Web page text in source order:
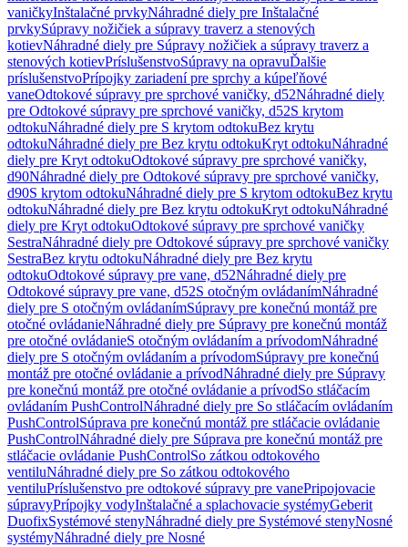
vaničkyInštalačné prvkyNáhradné diely pre Inštalačné
prvkySúpravy nožičiek a súpravy traverz a stenových
kotievNáhradné diely pre Súpravy nožičiek a súpravy traverz a
stenových kotievPríslušenstvoSúpravy na opravuĎalšie
príslušenstvoPrípojky zariadení pre sprchy a kúpeľňové
vaneOdtokové súpravy pre sprchové vaničky, d52Náhradné diely
pre Odtokové súpravy pre sprchové vaničky, d52S krytom
odtokuNáhradné diely pre S krytom odtokuBez krytu
odtokuNáhradné diely pre Bez krytu odtokuKryt odtokuNáhradné
diely pre Kryt odtokuOdtokové súpravy pre sprchové vaničky,
d90Náhradné diely pre Odtokové súpravy pre sprchové vaničky,
d90S krytom odtokuNáhradné diely pre S krytom odtokuBez krytu
odtokuNáhradné diely pre Bez krytu odtokuKryt odtokuNáhradné
diely pre Kryt odtokuOdtokové súpravy pre sprchové vaničky
SestraNáhradné diely pre Odtokové súpravy pre sprchové vaničky
SestraBez krytu odtokuNáhradné diely pre Bez krytu
odtokuOdtokové súpravy pre vane, d52Náhradné diely pre
Odtokové súpravy pre vane, d52S otočným ovládanímNáhradné
diely pre S otočným ovládanímSúpravy pre konečnú montáž pre
otočné ovládanieNáhradné diely pre Súpravy pre konečnú montáž
pre otočné ovládanieS otočným ovládaním a prívodomNáhradné
diely pre S otočným ovládaním a prívodomSúpravy pre konečnú
montáž pre otočné ovládanie a prívodNáhradné diely pre Súpravy
pre konečnú montáž pre otočné ovládanie a prívodSo stláčacím
ovládaním PushControlNáhradné diely pre So stláčacím ovládaním
PushControlSúprava pre konečnú montáž pre stláčacie ovládanie
PushControlNáhradné diely pre Súprava pre konečnú montáž pre
stláčacie ovládanie PushControlSo zátkou odtokového
ventiluNáhradné diely pre So zátkou odtokového
ventiluPríslušenstvo pre odtokové súpravy pre vanePripojovacie
súpravyPrípojky vodyInštalačné a splachovacie systémyGeberit
DuofixSystémové stenyNáhradné diely pre Systémové stenyNosné
systémyNáhradné diely pre Nosné